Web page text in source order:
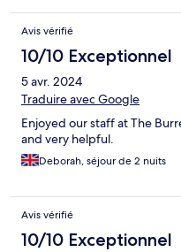
Avis vérifié
10/10 Exceptionnel
5 avr. 2024
Traduire avec Google
Enjoyed our staff at The
and very helpful.
Deborah, séjour de 2 nuits
Avis vérifié
10/10 Exceptionnel